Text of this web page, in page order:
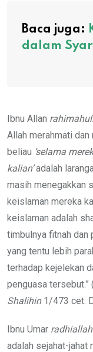
Baca juga:
dalam
Ibnu Allan
Allah merahmati dan
beliau ‘selama
kalian’adalah
masih menegakkan
keislaman mereka
keislaman adalah
timbulnya fitnah dan
yang tentu lebih
terhadap kejelekan
penguasa tersebut.”
Shalihin1/473 cet.
Ibnu Umar
adalah sejahat-jahat